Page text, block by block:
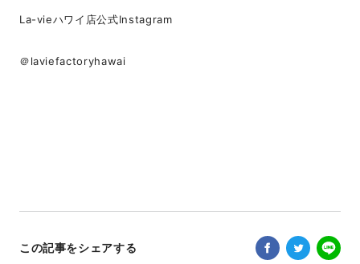
La-vieハワイ店公式Instagram
＠laviefactoryhawai
この記事をシェアする